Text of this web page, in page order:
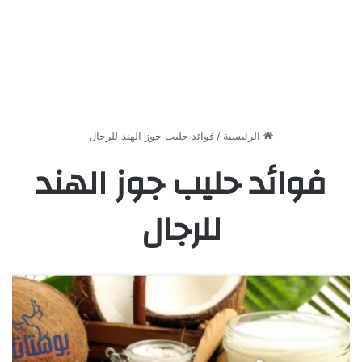
الرئيسية / فوائد حليب جوز الهند للرجال
فوائد حليب جوز الهند
للرجال